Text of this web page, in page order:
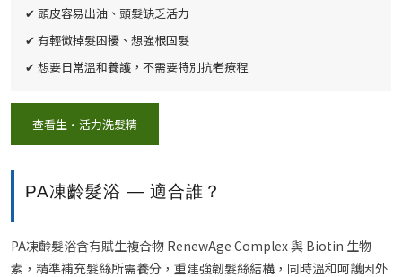
✔ 頭皮容易出油、頭髮缺乏活力
✔ 有輕微掉髮困擾、想強根固髮
✔ 想要日常溫和養護，不需要特別抗老療程
查看生·活力洗髮精
PA凍齡髮浴 — 適合誰？
PA凍齡髮浴含有賦生複合物 RenewAge Complex 與 Biotin 生物
素，精準補充髮絲所需養分，重建強韌髮絲結構，同時溫和呵護因外